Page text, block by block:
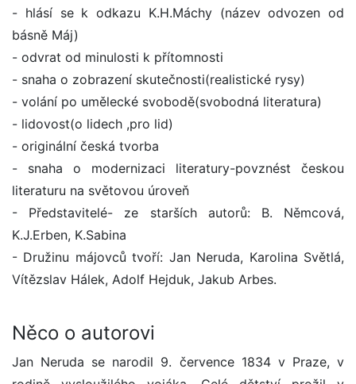
- hlásí se k odkazu K.H.Máchy (název odvozen od
básně Máj)
- odvrat od minulosti k přítomnosti
- snaha o zobrazení skutečnosti(realistické rysy)
- volání po umělecké svobodě(svobodná literatura)
- lidovost(o lidech ,pro lid)
- originální česká tvorba
- snaha o modernizaci literatury-povznést českou
literaturu na světovou úroveň
- Představitelé- ze starších autorů: B. Němcová,
K.J.Erben, K.Sabina
- Družinu májovců tvoří: Jan Neruda, Karolina Světlá,
Vítězslav Hálek, Adolf Hejduk, Jakub Arbes.
Něco o autorovi
Jan Neruda se narodil 9. července 1834 v Praze, v